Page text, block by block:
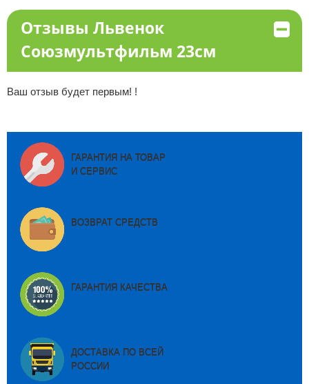
Отзывы Львенок
Союзмультфильм 23см
Ваш отзыв будет первым! !
ГАРАНТИЯ НА ТОВАР
И СЕРВИС
ВОЗВРАТ СРЕДСТВ
ГАРАНТИЯ КАЧЕСТВА
ДОСТАВКА ПО ВСЕЙ
РОССИИ